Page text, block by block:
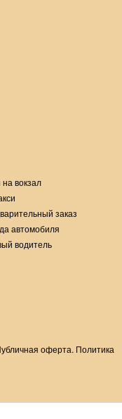
на вокзал
заказ
автомобиля
водитель
оферта. Политика